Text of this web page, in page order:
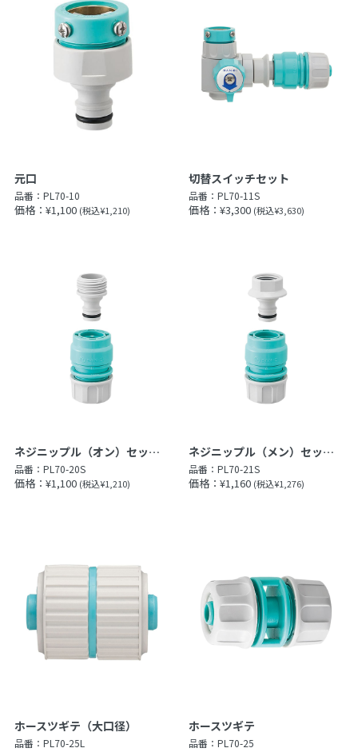
元口
品番： PL70-10
価格：¥1,100 (税込¥1,210)
切替スイッチセット
品番：PL70-11S
価格：¥3,300 (税込¥3,630)
ネジニップル（オン）セット（オン）セット
品番： PL70-20S
価格：¥1,100 (税込¥1,210)
ネジニップル（メン）セット（メン）セット
品番：PL70-21S
価格：¥1,160 (税込¥1,276)
ホースツギテ（大口径）
品番： PL70-25L
ホースツギテ
品番：PL70-25